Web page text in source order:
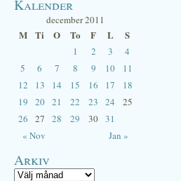
Kalender
december 2011
M Ti O To F L S
« Nov Jan »
1 2 3
4
5
6 7 8 9 10
11
12
13 14 15 16 17
18
19
20 21 22 23 24
25
26
27 28 29 30 31
Arkiv